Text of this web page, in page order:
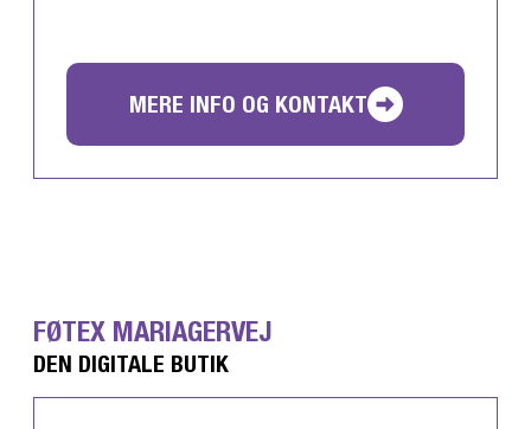
MERE INFO OG KONTAKT
FØTEX MARIAGERVEJ
DEN DIGITALE BUTIK